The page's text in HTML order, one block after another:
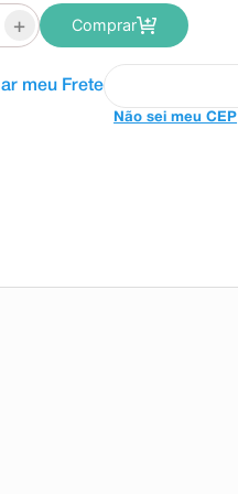
+ Comprar
Não sei meu CEP